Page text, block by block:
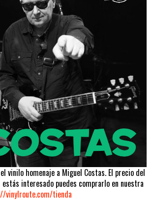
vinilo homenaje a Miguel Costas. El precio del
interesado puedes comprarlo en nuestra
vinylroute.com/tienda